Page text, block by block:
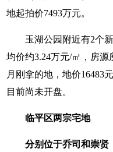
地起拍价7493万元。
玉湖公园附近有2个
均价约3.24万元/㎡，房
月刚拿的地，地价16483
目前尚未开盘。
临平区两宗宅地
分别位于乔司和崇贤